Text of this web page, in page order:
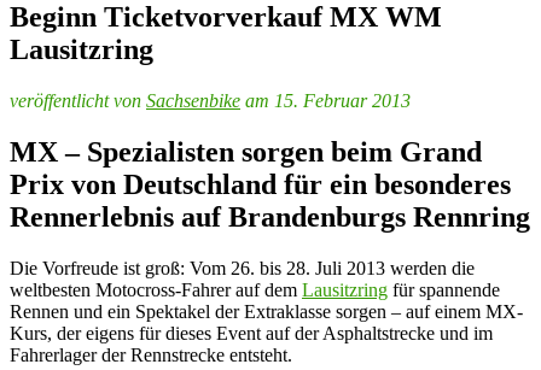
Beginn Ticketvorverkauf MX WM
Lausitzring
veröffentlicht von Sachsenbike am 15. Februar 2013
MX – Spezialisten sorgen beim Grand
Prix von Deutschland für ein besonderes
Rennerlebnis auf Brandenburgs Rennring
Die Vorfreude ist groß: Vom 26. bis 28. Juli 2013 werden die
weltbesten Motocross-Fahrer auf dem Lausitzring für spannende
Rennen und ein Spektakel der Extraklasse sorgen – auf einem MX-
Kurs, der eigens für dieses Event auf der Asphaltstrecke und im
Fahrerlager der Rennstrecke entsteht.